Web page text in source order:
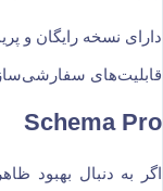
دارای نسخه رایگان و
قابلیت‌های
Schema Pro
اگر به دنبال بهبود